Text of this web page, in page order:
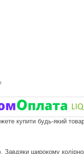
купити будь-який
Завдяки широкому